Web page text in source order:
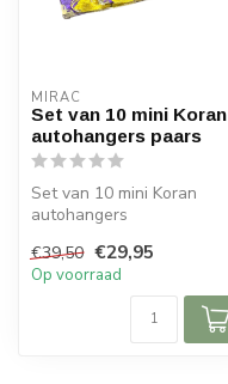
MIRAC
Set van 10 mini Koran
autohangers paars
Set van 10 mini Koran
autohangers
Afmetingen: 6x5x cm (lxb)
€39,50 €29,95
Op voorraad